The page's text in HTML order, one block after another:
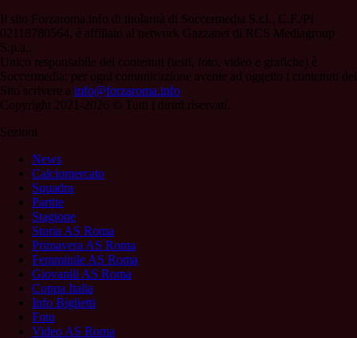
Il sito Forzaroma.info di titolarità di Soccermedia S.r.l., C.F./PI
02118780564, è affiliato al network Gazzanet di RCS Mediagroup
S.p.a..
Unico responsabile dei contenuti (testi, foto, video e grafiche) è
Soccermedia; per ogni comunicazione avente ad oggetto i contenuti del
Sito scrivere a info@forzaroma.info
Copyright 2021-2026 © Tutti i diritti riservati.
Sezioni
News
Calciomercato
Squadra
Partite
Stagione
Storia AS Roma
Primavera AS Roma
Femminile AS Roma
Giovanili AS Roma
Coppa Italia
Info Biglietti
Foto
Video AS Roma